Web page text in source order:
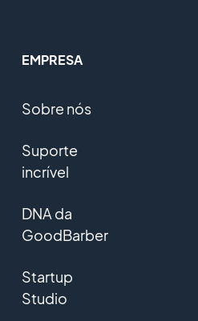
EMPRESA
Sobre nós
Suporte
incrível
DNA da
GoodBarber
Startup
Studio